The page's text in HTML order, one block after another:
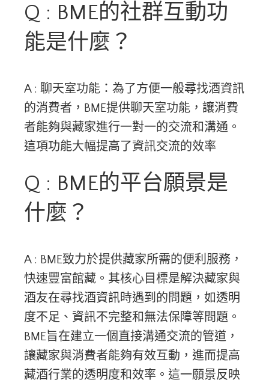
Q : BME的社群互動功
能是什麼？
A : 聊天室功能：為了方便一般尋找酒資訊
的消費者，BME提供聊天室功能，讓消費
者能夠與藏家進行一對一的交流和溝通。
這項功能大幅提高了資訊交流的效率​
Q : BME的平台願景是
什麼？
A : BME致力於提供藏家所需的便利服務，
快速豐富館藏。其核心目標是解決藏家與
酒友在尋找酒資訊時遇到的問題，如透明
度不足、資訊不完整和無法保障等問題。
BME旨在建立一個直接溝通交流的管道，
讓藏家與消費者能夠有效互動，進而提高
藏酒行業的透明度和效率。這一願景反映